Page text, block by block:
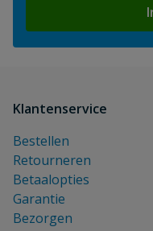
Klantenservice
Bestellen
Retourneren
Betaalopties
Garantie
Bezorgen